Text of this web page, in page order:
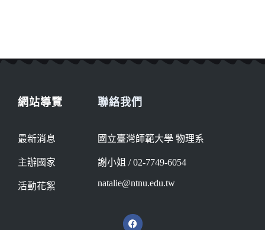
網站導覽
最新消息
主辦國家
活動花絮
聯絡我們
國立臺灣師範大學 物理系
謝小姐 / 02-7749-6054
natalie@ntnu.edu.tw